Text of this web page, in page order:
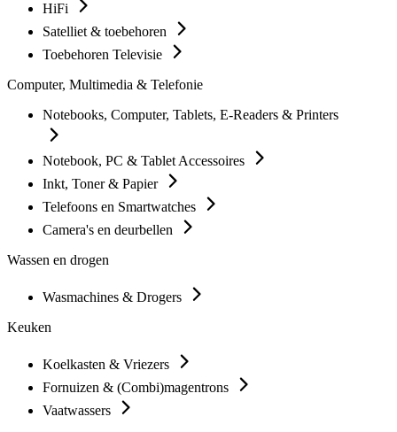
HiFi
Satelliet & toebehoren
Toebehoren Televisie
Computer, Multimedia & Telefonie
Notebooks, Computer, Tablets, E-Readers & Printers
Notebook, PC & Tablet Accessoires
Inkt, Toner & Papier
Telefoons en Smartwatches
Camera's en deurbellen
Wassen en drogen
Wasmachines & Drogers
Keuken
Koelkasten & Vriezers
Fornuizen & (Combi)magentrons
Vaatwassers